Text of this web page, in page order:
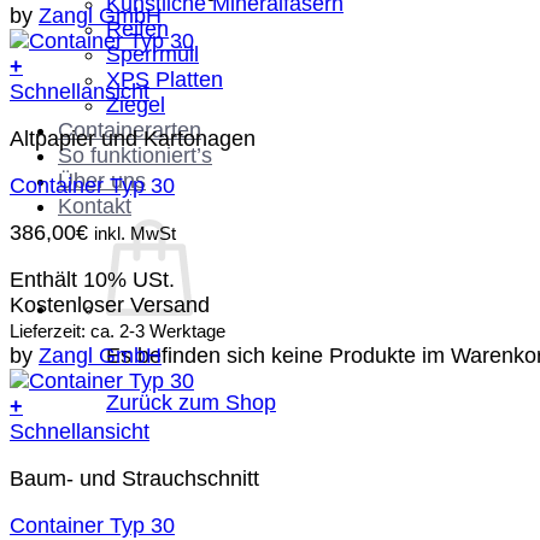
Reifen
Sperrmüll
XPS Platten
Ziegel
Containerarten
So funktioniert’s
Über uns
Kontakt
Es befinden sich keine Produkte im
Zurück zum Shop
by Zangl GmbH
+
Schnellansicht
Altpapier und Kartonagen
Container Typ 30
386,00€ inkl. MwSt
Enthält 10% USt.
Kostenloser Versand
Lieferzeit: ca. 2-3 Werktage
by Zangl GmbH
+
Schnellansicht
Baum- und Strauchschnitt
Container Typ 30